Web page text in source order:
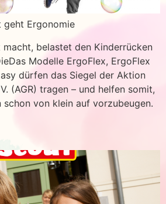
geht Ergonomie
macht, belastet den Kinderrücken
Modelle ErgoFlex, ErgoFlex
dürfen das Siegel der Aktion
(AGR) tragen – und helfen somit,
schon von klein auf vorzubeugen.